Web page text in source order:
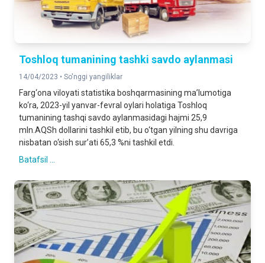
Toshloq tumanining tashki savdo aylanmasi
14/04/2023 • So'nggi yangiliklar
Farg‘ona viloyati statistika boshqarmasining ma’lumotiga
ko‘ra, 2023-yil yanvar-fevral oylari holatiga Toshloq
tumanining tashqi savdo aylanmasidagi hajmi 25,9
mln.AQSh dollarini tashkil etib, bu o‘tgan yilning shu davriga
nisbatan o‘sish sur’ati 65,3 %ni tashkil etdi.
Batafsil ...